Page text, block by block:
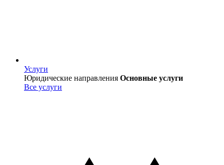
Услуги
Услуги
Юридические направления Основные услуги
Все услуги